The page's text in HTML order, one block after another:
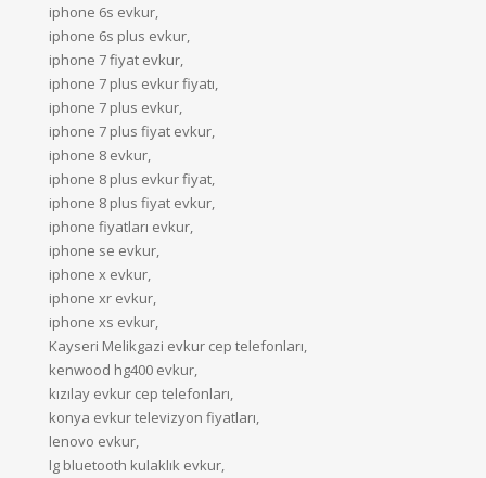
iphone 6s evkur,
iphone 6s plus evkur,
iphone 7 fiyat evkur,
iphone 7 plus evkur fiyatı,
iphone 7 plus evkur,
iphone 7 plus fiyat evkur,
iphone 8 evkur,
iphone 8 plus evkur fiyat,
iphone 8 plus fiyat evkur,
iphone fiyatları evkur,
iphone se evkur,
iphone x evkur,
iphone xr evkur,
iphone xs evkur,
Kayseri Melikgazi evkur cep telefonları,
kenwood hg400 evkur,
kızılay evkur cep telefonları,
konya evkur televizyon fiyatları,
lenovo evkur,
lg bluetooth kulaklık evkur,